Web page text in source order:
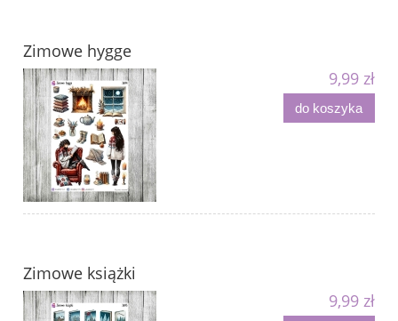
Zimowe hygge
9,99 zł
do koszyka
Zimowe książki
9,99 zł